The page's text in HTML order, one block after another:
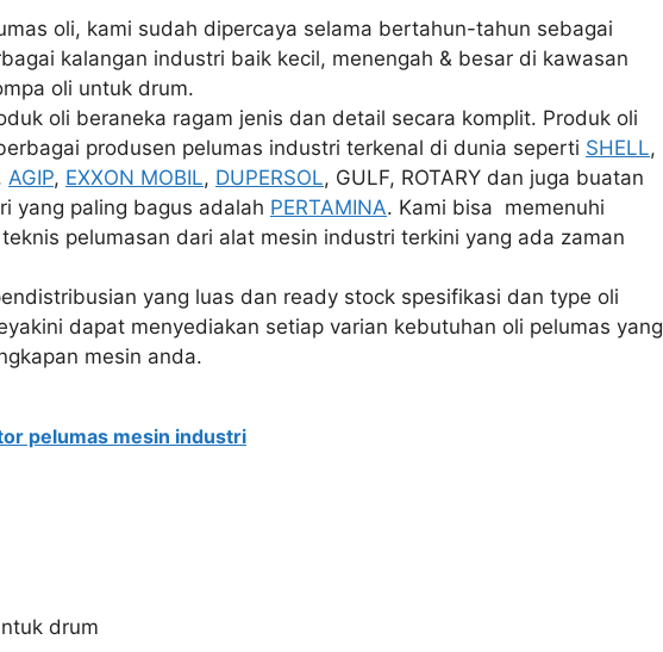
oli, kami sudah dipercaya selama bertahun-tahun sebagai
kalangan industri baik kecil, menengah & besar di kawasan
oli untuk drum.
oli beraneka ragam jenis dan detail secara komplit. Produk oli
produsen pelumas industri terkenal di dunia seperti SHELL,
AGIP, EXXON MOBIL, DUPERSOL, GULF, ROTARY dan juga buatan
yang paling bagus adalah PERTAMINA. Kami bisa memenuhi
pelumasan dari alat mesin industri terkini yang ada zaman
yang luas dan ready stock spesifikasi dan type oli
dapat menyediakan setiap varian kebutuhan oli pelumas yang
mesin anda.
pelumas mesin industri